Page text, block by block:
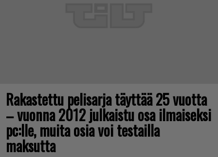
Rakastettu pelisarja täyttää 25 vuotta
– vuonna 2012 julkaistu osa ilmaiseksi
pc:lle, muita osia voi testailla
maksutta